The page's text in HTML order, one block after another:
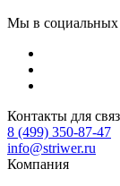
Мы в социальных
Контакты для
8 (499) 350-87-47
info@striwer.ru
Компания